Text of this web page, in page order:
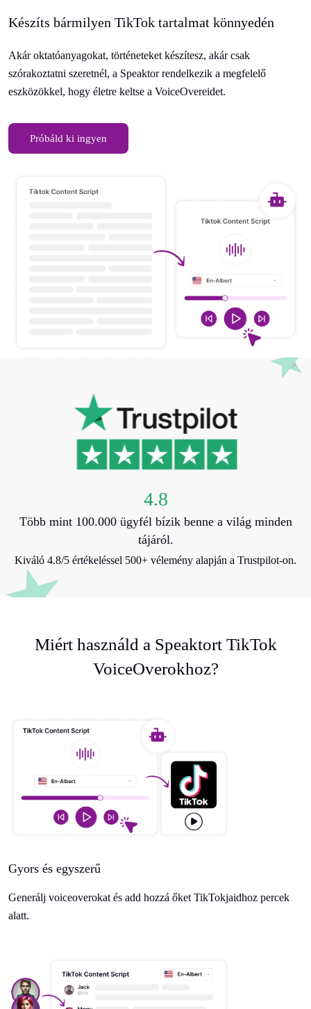
Készíts bármilyen TikTok tartalmat könnyedén
Akár oktatóanyagokat, történeteket készítesz, akár csak
szórakoztatni szeretnél, a Speaktor rendelkezik a megfelelő
eszközökkel, hogy életre keltse a VoiceOvereidet.
Próbáld ki ingyen
4.8
Több mint 100.000 ügyfél bízik benne a világ minden
tájáról.
Kiváló 4.8/5 értékeléssel 500+ vélemény alapján a Trustpilot-on.
Miért használd a Speaktort TikTok
VoiceOverokhoz?
Gyors és egyszerű
Generálj voiceoverokat és add hozzá őket TikTokjaidhoz percek
alatt.